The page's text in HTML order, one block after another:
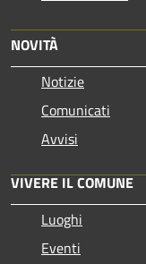
NOVITÀ
Notizie
Comunicati
Avvisi
VIVERE IL COMUNE
Luoghi
Eventi